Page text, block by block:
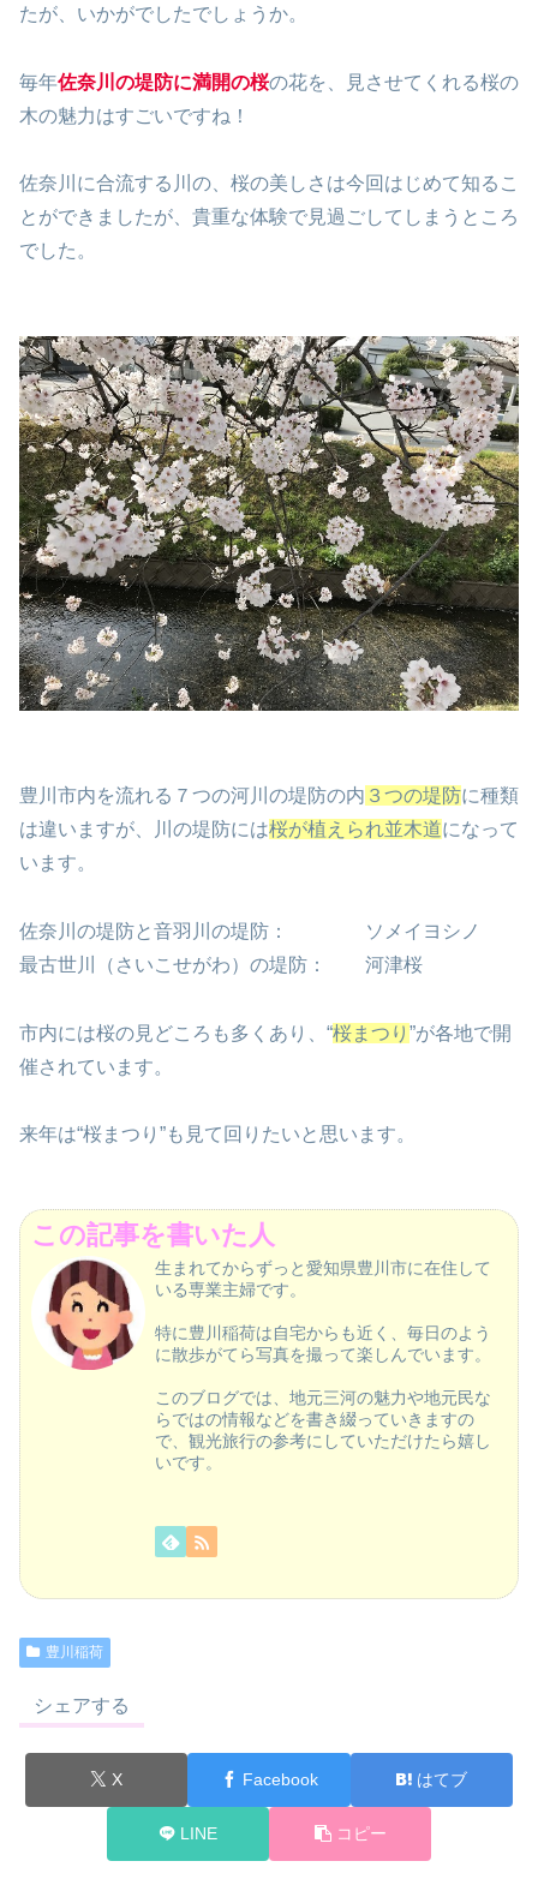
たが、いかがでしたでしょうか。
毎年佐奈川の堤防に満開の桜の花を、見させてくれる桜の
木の魅力はすごいですね！
佐奈川に合流する川の、桜の美しさは今回はじめて知るこ
とができましたが、貴重な体験で見過ごしてしまうところ
でした。
豊川市内を流れる７つの河川の堤防の内 ３つの堤防に種類
は違いますが、川の堤防には桜が植えられ並木道になって
います。
佐奈川の堤防と音羽川の堤防： ソメイヨシノ
最古世川（さいこせがわ）の堤防： 河津桜
市内には桜の見どころも多くあり、“桜まつり ”が各地で開
催されています。
来年は“桜まつり”も見て回りたいと思います。
この記事を書いた人
生まれてからずっと愛知県豊川市に在住して
いる専業主婦です。
特に豊川稲荷は自宅からも近く、毎日のよう
に散歩がてら写真を撮って楽しんでいます。
このブログでは、地元三河の魅力や地元民な
らではの情報などを書き綴っていきますの
で、観光旅行の参考にしていただけたら嬉し
いです。
豊川稲荷
シェアする
X Facebook はてブ
LINE コピー